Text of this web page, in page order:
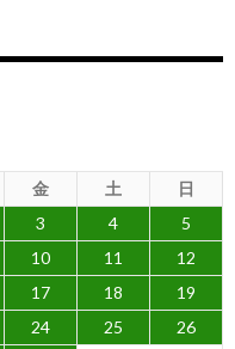
金 土
日
3 4
5
10 11
12
17 18
19
24 25
26